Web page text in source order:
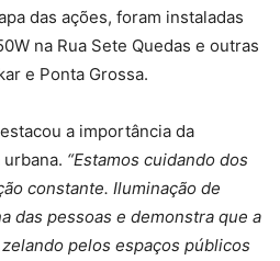
das ações, foram instaladas
na Rua Sete Quedas e outras
e Ponta Grossa.
a importância da
“Estamos cuidando dos
constante. Iluminação de
das pessoas e demonstra que a
pelos espaços públicos